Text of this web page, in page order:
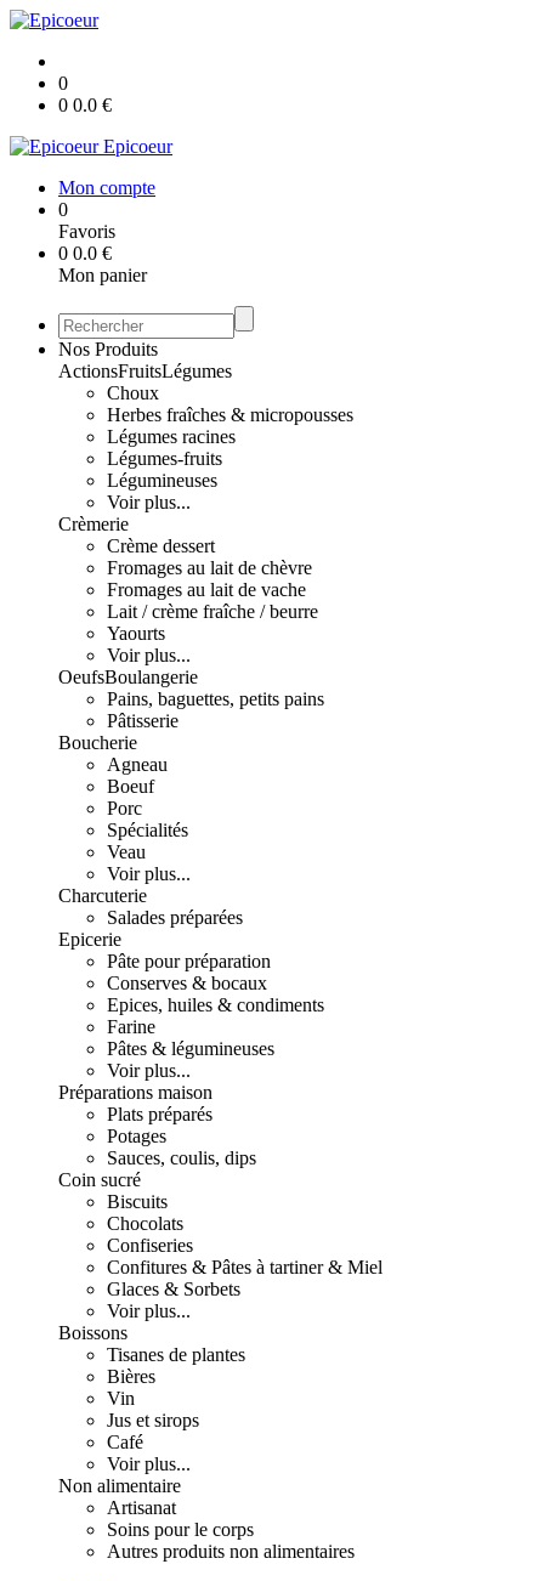
0
0 0.0 €
Epicoeur
Mon compte
0
Favoris
0 0.0 €
Mon panier
Nos Produits
ActionsFruitsLégumes
Choux
Herbes fraîches & micropousses
Légumes racines
Légumes-fruits
Légumineuses
Voir plus...
Crèmerie
Crème dessert
Fromages au lait de chèvre
Fromages au lait de vache
Lait / crème fraîche / beurre
Yaourts
Voir plus...
OeufsBoulangerie
Pains, baguettes, petits pains
Pâtisserie
Boucherie
Agneau
Boeuf
Porc
Spécialités
Veau
Voir plus...
Charcuterie
Salades préparées
Epicerie
Pâte pour préparation
Conserves & bocaux
Epices, huiles & condiments
Farine
Pâtes & légumineuses
Voir plus...
Préparations maison
Plats préparés
Potages
Sauces, coulis, dips
Coin sucré
Biscuits
Chocolats
Confiseries
Confitures & Pâtes à tartiner & Miel
Glaces & Sorbets
Voir plus...
Boissons
Tisanes de plantes
Bières
Vin
Jus et sirops
Café
Voir plus...
Non alimentaire
Artisanat
Soins pour le corps
Autres produits non alimentaires